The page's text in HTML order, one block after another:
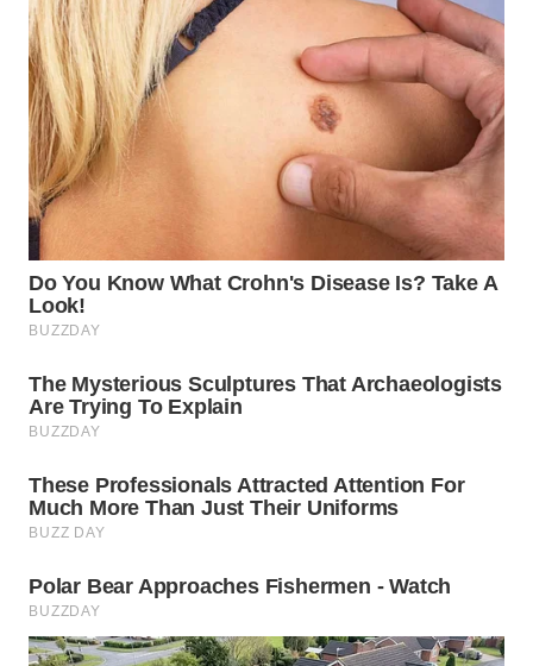
WN
CIANJUR
WN
KEPULAUAN
SERIBU
WN
WN
WN
INDRAMAYU
WN
KUNINGAN